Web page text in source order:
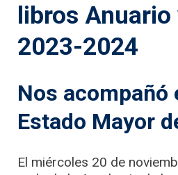
libros Anuario
2023-2024
Nos acompañó
Estado Mayor
El miércoles 20 de